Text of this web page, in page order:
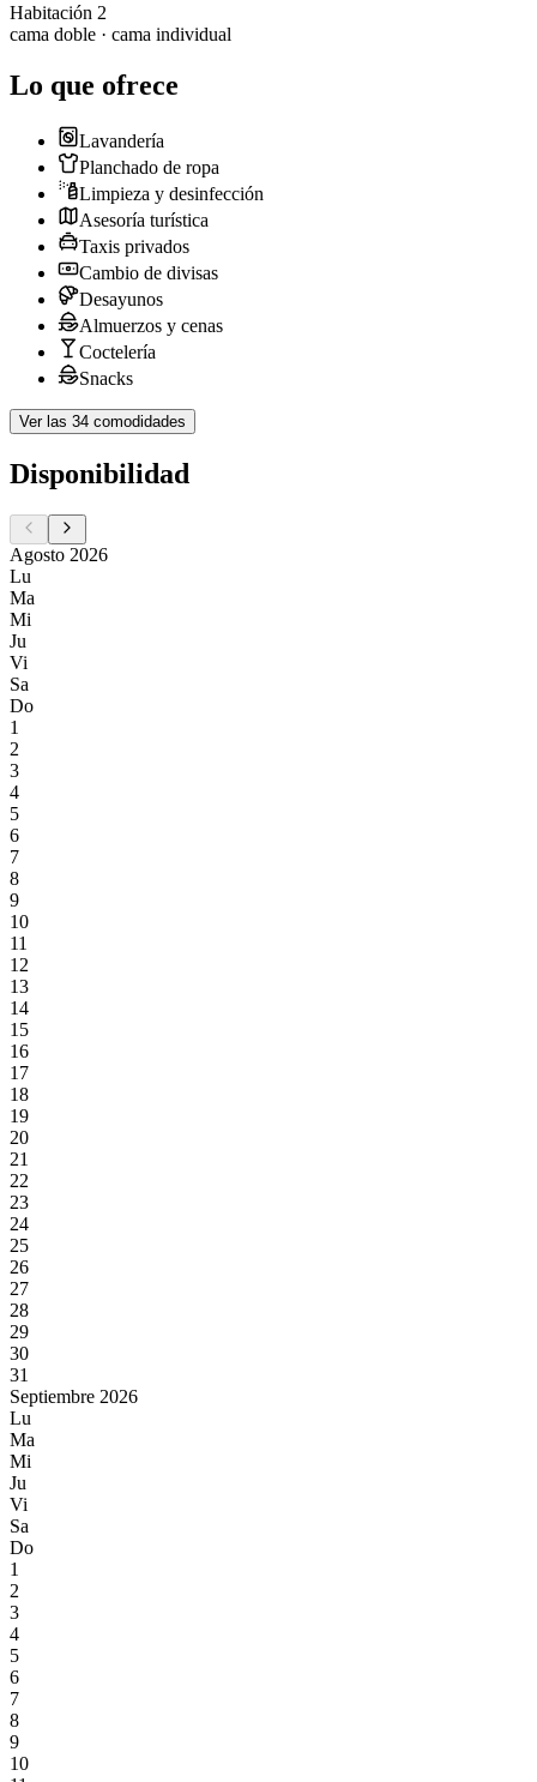
Habitación 2
cama doble · cama individual
Lo que ofrece
Lavandería
Planchado de ropa
Limpieza y desinfección
Asesoría turística
Taxis privados
Cambio de divisas
Desayunos
Almuerzos y cenas
Coctelería
Snacks
Ver las 34 comodidades
Disponibilidad
Agosto 2026
Lu
Ma
Mi
Ju
Vi
Sa
Do
1
2
3
4
5
6
7
8
9
10
11
12
13
14
15
16
17
18
19
20
21
22
23
24
25
26
27
28
29
30
31
Septiembre 2026
Lu
Ma
Mi
Ju
Vi
Sa
Do
1
2
3
4
5
6
7
8
9
10